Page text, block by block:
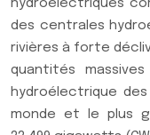
hydroélectriques
des centrales
rivières à forte
quantités
hydroélectrique
monde et le plus